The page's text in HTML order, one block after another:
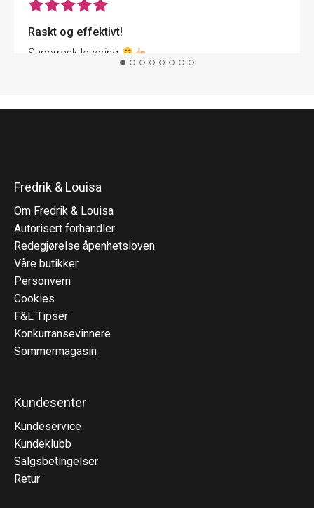
Raskt og effektivt!
Superrask levering
Fredrik & Louisa
Om Fredrik & Louisa
Autorisert forhandler
Redegjørelse åpenhetsloven
Våre butikker
Personvern
Cookies
F&L Tipser
Konkurransevinnere
Sommermagasin
Kundesenter
Kundeservice
Kundeklubb
Salgsbetingelser
Retur